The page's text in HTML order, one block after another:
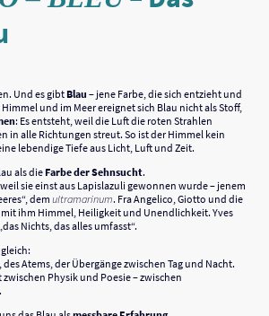
Und es gibt Blau – jene Farbe, die sich entzieht und
und im Meer ereignet sich Blau nicht als Stoff,
: Es entsteht, weil die Luft die roten Strahlen
in alle Richtungen streut. So ist der Himmel kein
lebendige Tiefe aus Licht, Luft und Zeit.
als die Farbe der Sehnsucht.
sie einst aus Lapislazuli gewonnen wurde – jenem
dem ultramarinum. Fra Angelico, Giotto und die
ihm Himmel, Heiligkeit und Unendlichkeit. Yves
Nichts, das alles umfasst“.
, des Atems, der Übergänge zwischen Tag und Nacht.
Physik und Poesie – zwischen
.